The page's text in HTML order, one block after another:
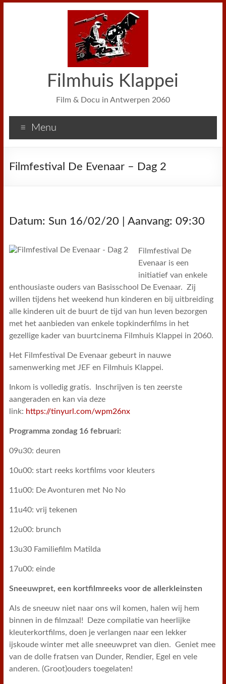
Filmhuis Klappei
Film & Docu in Antwerpen 2060
Menu
Filmfestival De Evenaar – Dag 2
Datum: Sun 16/02/20 | Aanvang: 09:30
Filmfestival De
Evenaar is een
initiatief van enkele
enthousiaste ouders van Basisschool De Evenaar. Zij
willen tijdens het weekend hun kinderen en bij uitbreiding
alle kinderen uit de buurt de tijd van hun leven bezorgen
met het aanbieden van enkele topkinderfilms in het
gezellige kader van buurtcinema Filmhuis Klappei in 2060.
Het Filmfestival De Evenaar gebeurt in nauwe
samenwerking met JEF en Filmhuis Klappei.
Inkom is volledig gratis. Inschrijven is ten zeerste
aangeraden en kan via deze
link: https://tinyurl.com/wpm26nx
Programma zondag 16 februari:
09u30: deuren
10u00: start reeks kortfilms voor kleuters
11u00: De Avonturen met No No
11u40: vrij tekenen
12u00: brunch
13u30 Familiefilm Matilda
17u00: einde
Sneeuwpret, een kortfilmreeks voor de allerkleinsten
Als de sneeuw niet naar ons wil komen, halen wij hem
binnen in de filmzaal! Deze compilatie van heerlijke
kleuterkortfilms, doen je verlangen naar een lekker
ijskoude winter met alle sneeuwpret van dien. Geniet mee
van de dolle fratsen van Dunder, Rendier, Egel en vele
anderen. (Groot)ouders toegelaten!